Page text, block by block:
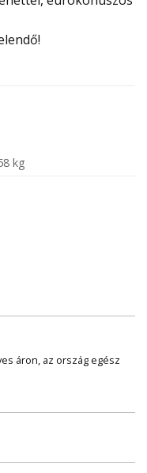
kg
áron, az ország egész